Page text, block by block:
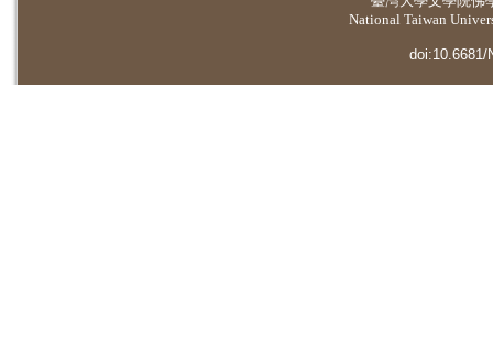
National Taiwan
doi:10.6681/